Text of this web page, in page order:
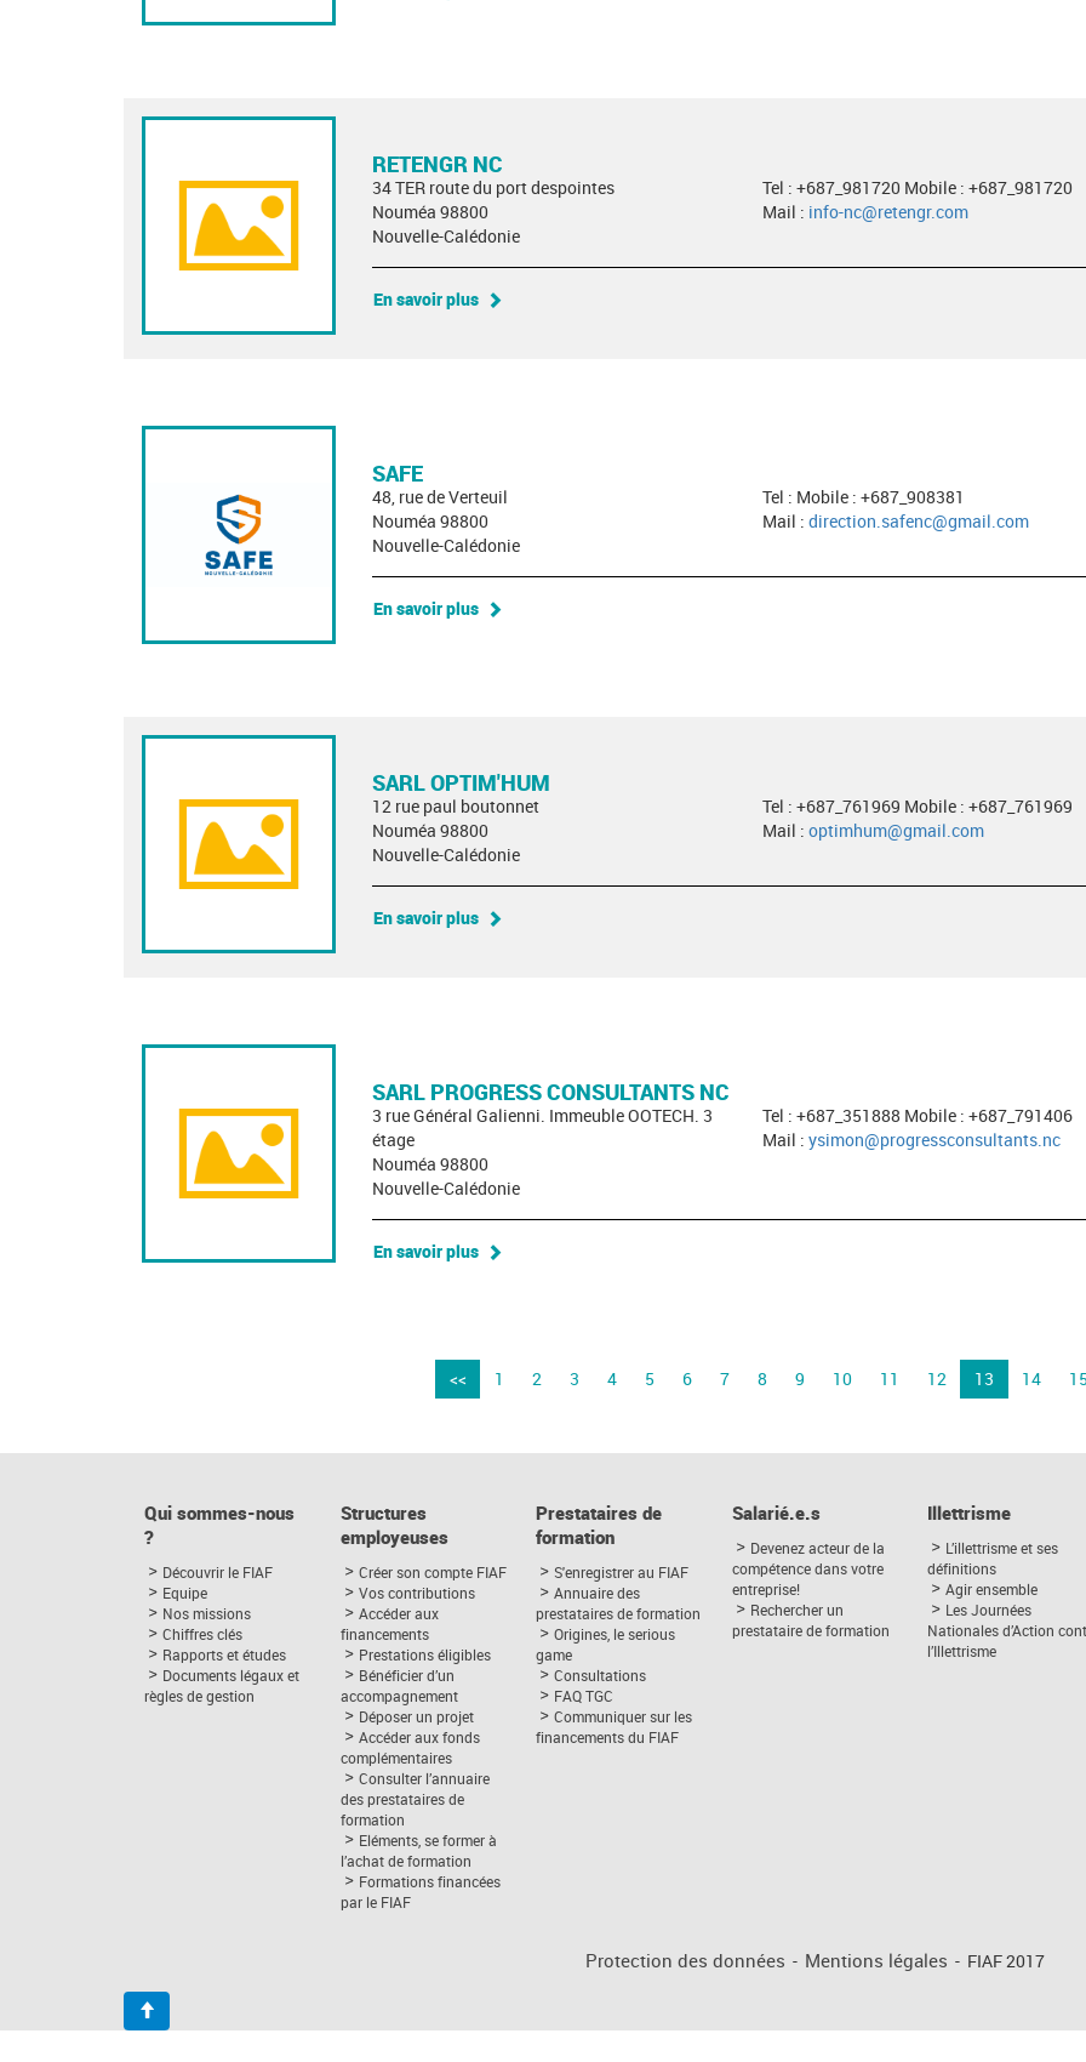
RETENGR NC
34 TER route du port despointes
Nouméa 98800
Nouvelle-Calédonie
Tel : +687_981720 Mobile : +687_981720
Mail : info-nc@retengr.com
En savoir plus
SAFE
48, rue de Verteuil
Nouméa 98800
Nouvelle-Calédonie
Tel : Mobile : +687_908381
Mail : direction.safenc@gmail.com
En savoir plus
SARL OPTIM'HUM
12 rue paul boutonnet
Nouméa 98800
Nouvelle-Calédonie
Tel : +687_761969 Mobile : +687_761969
Mail : optimhum@gmail.com
En savoir plus
SARL PROGRESS CONSULTANTS NC
3 rue Général Galienni. Immeuble OOTECH. 3
étage
Nouméa 98800
Nouvelle-Calédonie
Tel : +687_351888 Mobile : +687_791406
Mail : ysimon@progressconsultants.nc
En savoir plus
<< 1 2 3 4 5 6 7 8 9 10 11 12 13 14 15
Qui sommes-nous
?
Découvrir le FIAF
Equipe
Nos missions
Chiffres clés
Rapports et études
Documents légaux et
règles de gestion
Structures
employeuses
Créer son compte FIAF
Vos contributions
Accéder aux
financements
Prestations éligibles
Bénéficier d’un
accompagnement
Déposer un projet
Accéder aux fonds
complémentaires
Consulter l’annuaire
des prestataires de
formation
Eléments, se former à
l’achat de formation
Formations financées
par le FIAF
Prestataires de
formation
S'enregistrer au FIAF
Annuaire des
prestataires de formation
Origines, le serious
game
Consultations
FAQ TGC
Communiquer sur les
financements du FIAF
Salarié.e.s
Devenez acteur de la
compétence dans votre
entreprise!
Rechercher un
prestataire de formation
Illettrisme
L’illettrisme et ses
définitions
Agir ensemble
Les Journées
Nationales d’Action
l’Illettrisme
Protection des données - Mentions légales - FIAF 2017